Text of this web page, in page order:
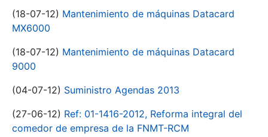
(18-07-12) Mantenimiento de máquinas Datacard
MX6000
(18-07-12) Mantenimiento de máquinas Datacard
9000
(04-07-12) Suministro Agendas 2013
(27-06-12) Ref: 01-1416-2012, Reforma integral del
comedor de empresa de la FNMT-RCM